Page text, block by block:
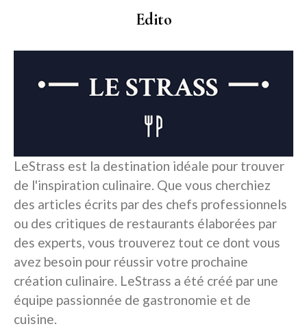
Edito
LeStrass est la destination idéale pour trouver
de l'inspiration culinaire. Que vous cherchiez
des articles écrits par des chefs professionnels
ou des critiques de restaurants élaborées par
des experts, vous trouverez tout ce dont vous
avez besoin pour réussir votre prochaine
création culinaire. LeStrass a été créé par une
équipe passionnée de gastronomie et de
cuisine.